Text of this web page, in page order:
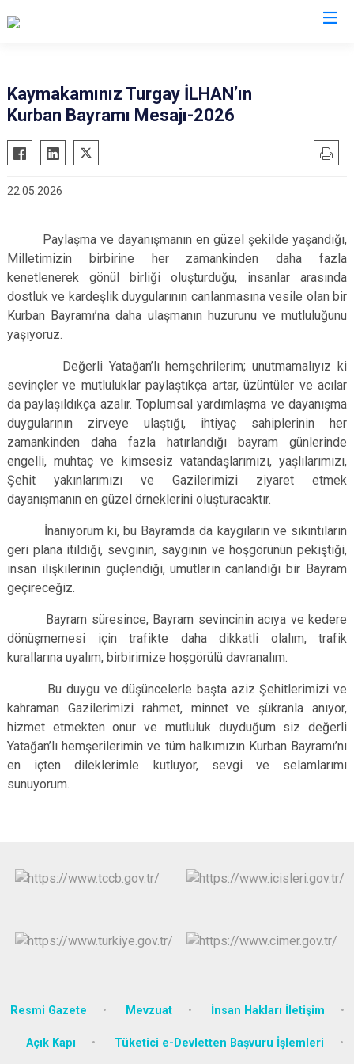
Bodrum
Dalaman
Fethiye
Köyceğiz
Marmaris
Milas
Menteşe
Kaymakamınız Turgay İLHAN’ın
Kurban Bayramı Mesajı-2026
22.05.2026
Paylaşma ve dayanışmanın en güzel şekilde yaşandığı,
Milletimizin birbirine her zamankinden daha fazla
kenetlenerek gönül birliği oluşturduğu, insanlar arasında
dostluk ve kardeşlik duygularının canlanmasına vesile olan bir
Kurban Bayramı’na daha ulaşmanın huzurunu ve mutluluğunu
yaşıyoruz.
Değerli Yatağan’lı hemşehrilerim; unutmamalıyız ki
sevinçler ve mutluluklar paylaştıkça artar, üzüntüler ve acılar
da paylaşıldıkça azalır. Toplumsal yardımlaşma ve dayanışma
duygularının zirveye ulaştığı, ihtiyaç sahiplerinin her
zamankinden daha fazla hatırlandığı bayram günlerinde
engelli, muhtaç ve kimsesiz vatandaşlarımızı, yaşlılarımızı,
Şehit yakınlarımızı ve Gazilerimizi ziyaret etmek
dayanışmanın en güzel örneklerini oluşturacaktır.
İnanıyorum ki, bu Bayramda da kaygıların ve sıkıntıların
geri plana itildiği, sevginin, saygının ve hoşgörünün pekiştiği,
insan ilişkilerinin güçlendiği, umutların canlandığı bir Bayram
geçireceğiz.
Bayram süresince, Bayram sevincinin acıya ve kedere
dönüşmemesi için trafikte daha dikkatli olalım, trafik
kurallarına uyalım, birbirimize hoşgörülü davranalım.
Bu duygu ve düşüncelerle başta aziz Şehitlerimizi ve
kahraman Gazilerimizi rahmet, minnet ve şükranla anıyor,
hizmet etmekten onur ve mutluluk duyduğum siz değerli
Yatağan’lı hemşerilerimin ve tüm halkımızın Kurban Bayramı’nı
en içten dileklerimle kutluyor, sevgi ve selamlarımı
sunuyorum.
Resmi Gazete Mevzuat İnsan Hakları İletişim
Açık Kapı Tüketici e-Devletten Başvuru İşlemleri